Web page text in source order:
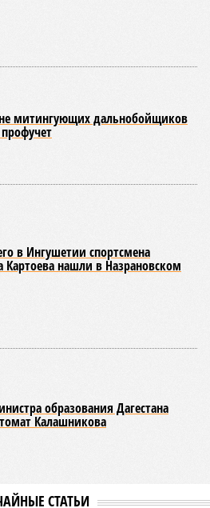
уничтожили подъездные
в результате чего от внешнего
сразу шесть населённых
лишились транспортного
где в настоящий момент
схема движения.
«Мамраш – Ташкапур –
по Гергебильскому району,
полотно на семи
автомобильный поток был
маршрутам до тех
воды в реке Кара-Койсу, что
сообщение с одним
оползня, сошедшего на
– Дирбакмахи, и открыть
лишь 18 июля. В Рутульском
сообщения продолжают
пункта.
удалось наладить
по временной схеме. В
по-прежнему полностью
дороге «Араканская
мост», при этом
маршруты, а непосредственно к
существенного снижения напора